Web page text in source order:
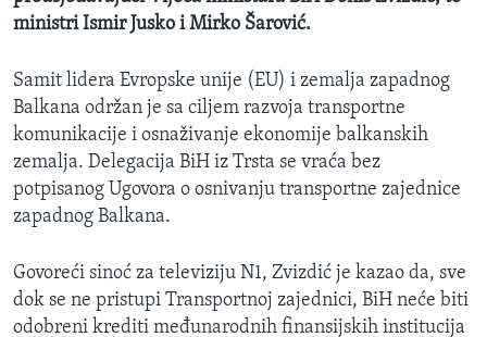
ministri Ismir Jusko i Mirko Šarović.
Samit lidera Evropske unije (EU) i zemalja zapadnog
Balkana održan je sa ciljem razvoja transportne
komunikacije i osnaživanje ekonomije balkanskih
zemalja. Delegacija BiH iz Trsta se vraća bez
potpisanog Ugovora o osnivanju transportne zajednice
zapadnog Balkana.
Govoreći sinoć za televiziju N1, Zvizdić je kazao da, sve
dok se ne pristupi Transportnoj zajednici, BiH neće biti
odobreni krediti međunarodnih finansijskih institucija